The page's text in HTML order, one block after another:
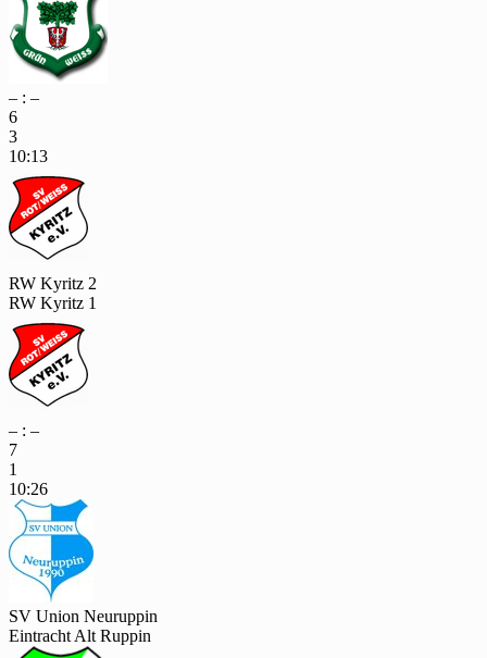
– : –
6
3
10:13
RW Kyritz 2
RW Kyritz 1
– : –
7
1
10:26
SV Union Neuruppin
Eintracht Alt Ruppin